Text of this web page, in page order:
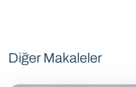
Diğer Makaleler